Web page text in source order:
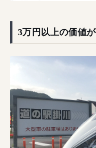
3万円以上の価値